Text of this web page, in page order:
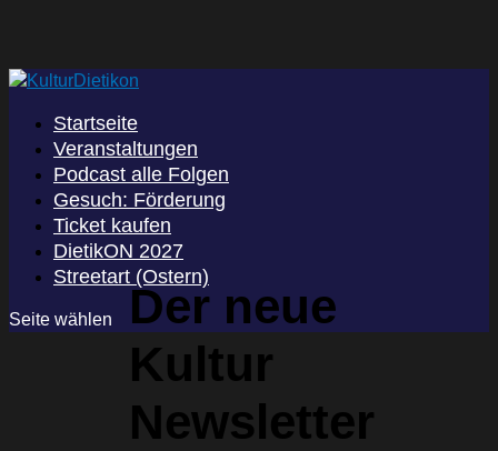
Startseite
Veranstaltungen
Podcast alle Folgen
Gesuch: Förderung
Ticket kaufen
DietikON 2027
Streetart (Ostern)
Seite wählen
Der neue
Kultur
Newsletter